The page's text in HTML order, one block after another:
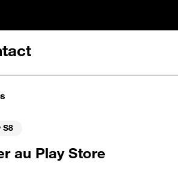
S8
au Play Store